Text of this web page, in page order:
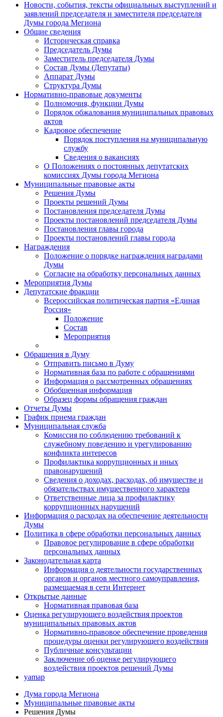
Новости, события, тексты официальных выступлений и
заявлений председателя и заместителя председателя
Думы города Мегиона
Общие сведения
Историческая справка
Председатель Думы
Заместитель председателя Думы
Состав Думы (Депутаты)
Аппарат Думы
Структура Думы
Нормативно-правовые документы
Полномочия, функции Думы
Порядок обжалования муниципальных правовых
актов
Кадровое обеспечение
Порядок поступления на муниципальную
службу
Сведения о вакансиях
О Положениях о постоянных депутатских
комиссиях Думы города Мегиона
Муниципальные правовые акты
Решения Думы
Проекты решений Думы
Постановления председателя Думы
Проекты постановлений председателя Думы
Постановления главы города
Проекты постановлений главы города
Награждения
Положение о порядке награждения наградами
Думы
Согласие на обработку персональных данных
Мероприятия Думы
Депутатские фракции
Всероссийская политическая партия «Единая
Россия»
Положение
Состав
Мероприятия
Обращения в Думу
Отправить письмо в Думу
Нормативная база по работе с обращениями
Информация о рассмотренных обращениях
Обобщенная информация
Образец формы обращения граждан
Отчеты Думы
График приема граждан
Муниципальная служба
Комиссия по соблюдению требований к
служебному поведению и урегулированию
конфликта интересов
Профилактика коррупционных и иных
правонарушений
Сведения о доходах, расходах, об имуществе и
обязательствах имущественного характера
Ответственные лица за профилактику
коррупционных нарушений
Информация о расходах на обеспечение деятельности
Думы
Политика в сфере обработки персональных данных
Правовое регулирование в сфере обработки
персональных данных
Законодательная карта
Информация о деятельности государственных
органов и органов местного самоуправления,
размещаемая в сети Интернет
Открытые данные
Нормативная правовая база
Оценка регулирующего воздействия проектов
муниципальных правовых актов
Нормативно-правовое обеспечение проведения
процедуры оценки регулирующего воздействия
Публичные консультации
Заключение об оценке регулирующего
воздействия проектов решений Думы
yamap
Дума города Мегиона
Муниципальные правовые акты
Решения Думы